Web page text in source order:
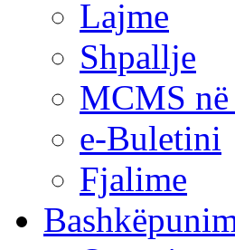
Lajme
Shpallje
MCMS
e-Buletini
Fjalime